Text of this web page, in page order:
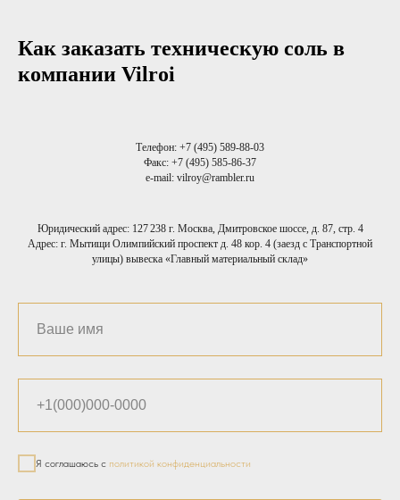
Как заказать техническую соль в
компании Vilroi
Телефон: +7 (495) 589-88-03
Факс: +7 (495) 585-86-37
e-mail: vilroy@rambler.ru
Юридический адрес: 127 238 г. Москва, Дмитровское шоссе, д. 87, стр. 4
Адрес: г. Мытищи Олимпийский проспект д. 48 кор. 4 (заезд с Транспортной
улицы) вывеска «Главный материальный склад»
Я соглашаюсь с политикой конфиденциальности